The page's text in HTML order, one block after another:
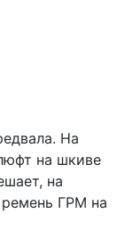
На
на шкиве
на
ГРМ на